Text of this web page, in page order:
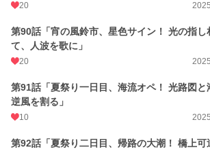
20
第90話「宵の風鈴市、星色サイン！ 光の指し
て、人波を歌に」
20
第91話「夏祭り一日目、海流オペ！ 光路図
逆風を割る」
10
第92話「夏祭り二日目、帰路の大潮！ 橋上可